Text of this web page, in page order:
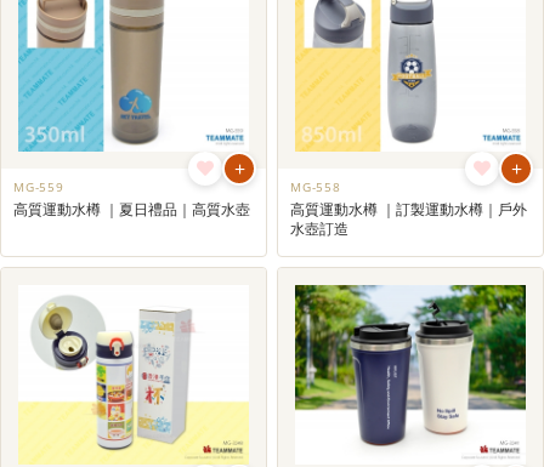
+
MG-559
高質運動水樽 ｜夏日禮品｜高質水壺
+
MG-558
高質運動水樽 ｜訂製運動水樽｜戶外
水壺訂造